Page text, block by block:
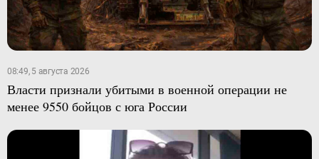
08:49, 5 августа 2026
Власти признали убитыми в военной операции не
менее 9550 бойцов с юга России